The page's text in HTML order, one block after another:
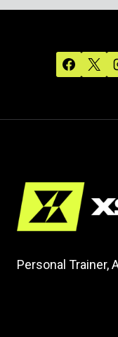
Personal Trainer,